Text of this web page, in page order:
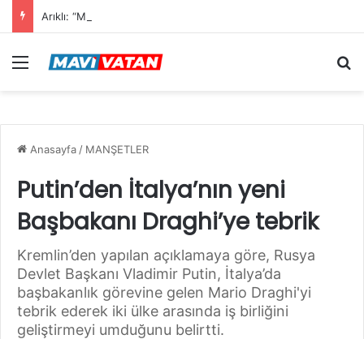
Arıklı: “Mavi Vatan”dan Sonra Hedef “Siber Vatan”
Menü
Anasayfa / MANŞETLER
Putin’den İtalya’nın yeni
Başbakanı Draghi’ye tebrik
Kremlin’den yapılan açıklamaya göre, Rusya
Devlet Başkanı Vladimir Putin, İtalya’da
başbakanlık görevine gelen Mario Draghi'yi
tebrik ederek iki ülke arasında iş birliğini
geliştirmeyi umduğunu belirtti.